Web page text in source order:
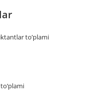
to’plami